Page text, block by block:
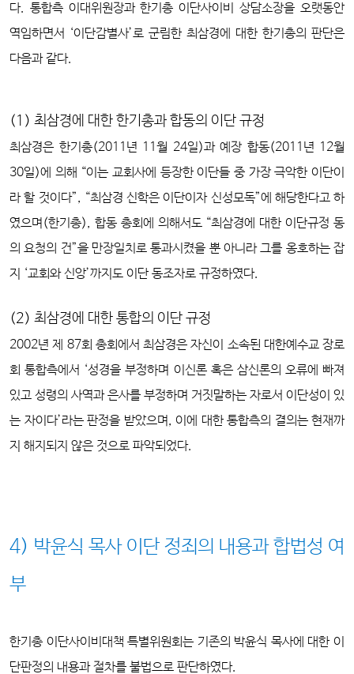
다. 통합측 이대위원장과 한기총 이단사이비 상담소장을 오랫동안
역임하면서 ‘이단감별사’로 군림한 최삼경에 대한 한기총의 판단은
다음과 같다.
(1) 최삼경에 대한 한기총과 합동의 이단 규정
최삼경은 한기총(2011년 11월 24일)과 예장 합동(2011년 12월
30일)에 의해 “이는 교회사에 등장한 이단들 중 가장 극악한 이단이
라 할 것이다”, “최삼경 신학은 이단이자 신성모독”에 해당한다고 하
였으며(한기총), 합동 총회에 의해서도 “최삼경에 대한 이단규정 동
의 요청의 건”을 만장일치로 통과시켰을 뿐 아니라 그를 옹호하는 잡
지 ‘교회와 신앙’까지도 이단 동조자로 규정하였다.
(2) 최삼경에 대한 통합의 이단 규정
2002년 제 87회 총회에서 최삼경은 자신이 소속된 대한예수교 장로
회 통합측에서 ‘성경을 부정하며 이신론 혹은 삼신론의 오류에 빠져
있고 성령의 사역과 은사를 부정하며 거짓말하는 자로서 이단성이 있
는 자이다’라는 판정을 받았으며, 이에 대한 통합측의 결의는 현재까
지 해지되지 않은 것으로 파악되었다.
4) 박윤식 목사 이단 정죄의 내용과 합법성 여
부
한기총 이단사이비대책 특별위원회는 기존의 박윤식 목사에 대한 이
단판정의 내용과 절차를 불법으로 판단하였다.